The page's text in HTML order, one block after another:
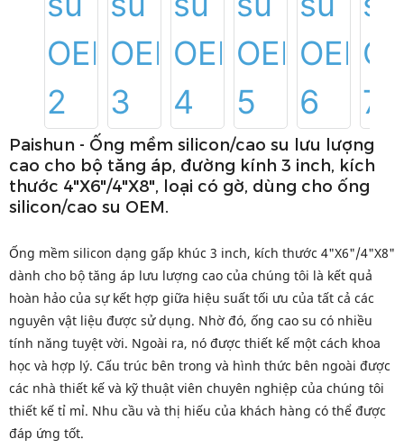
Paishun - Ống mềm silicon/cao su lưu lượng
cao cho bộ tăng áp, đường kính 3 inch, kích
thước 4"X6"/4"X8", loại có gờ, dùng cho ống
silicon/cao su OEM.
Ống mềm silicon dạng gấp khúc 3 inch, kích thước 4"X6"/4"X8"
dành cho bộ tăng áp lưu lượng cao của chúng tôi là kết quả
hoàn hảo của sự kết hợp giữa hiệu suất tối ưu của tất cả các
nguyên vật liệu được sử dụng. Nhờ đó, ống cao su có nhiều
tính năng tuyệt vời. Ngoài ra, nó được thiết kế một cách khoa
học và hợp lý. Cấu trúc bên trong và hình thức bên ngoài được
các nhà thiết kế và kỹ thuật viên chuyên nghiệp của chúng tôi
thiết kế tỉ mỉ. Nhu cầu và thị hiếu của khách hàng có thể được
đáp ứng tốt.